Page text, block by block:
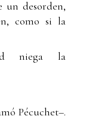
un desorden,
como si la
niega la
Pécuchet–.